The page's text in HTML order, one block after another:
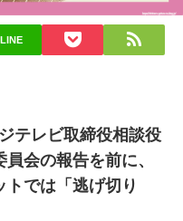
LINE
テレビ取締役相談役
会の報告を前に、
では「逃げ切り